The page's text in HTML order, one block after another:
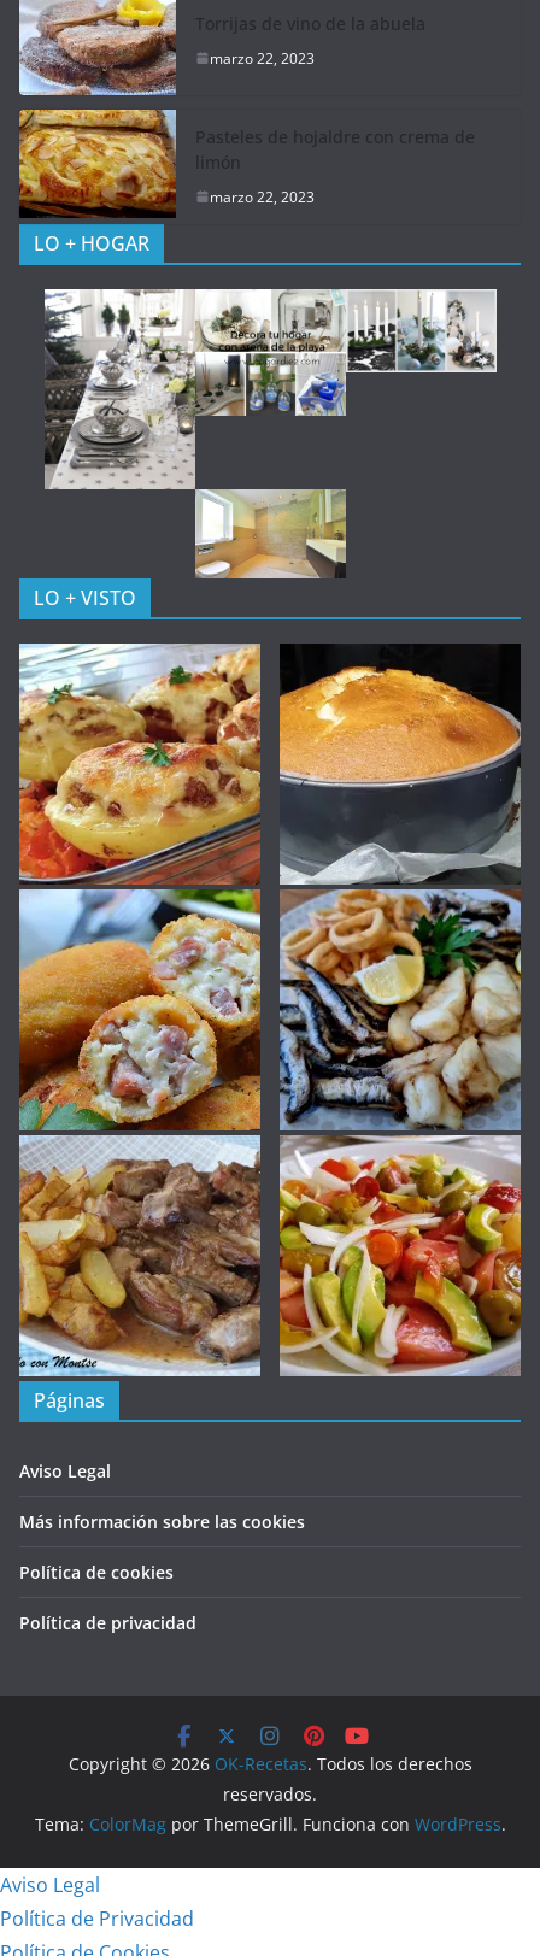
Torrijas de vino de la abuela
marzo 22, 2023
Pasteles de hojaldre con crema de
limón
marzo 22, 2023
LO + HOGAR
LO + VISTO
Páginas
Aviso Legal
Más información sobre las cookies
Política de cookies
Política de privacidad
Copyright © 2026 OK-Recetas. Todos los derechos
reservados.
Tema: ColorMagpor ThemeGrill. Funciona con WordPress.
Aviso Legal
Política de Privacidad